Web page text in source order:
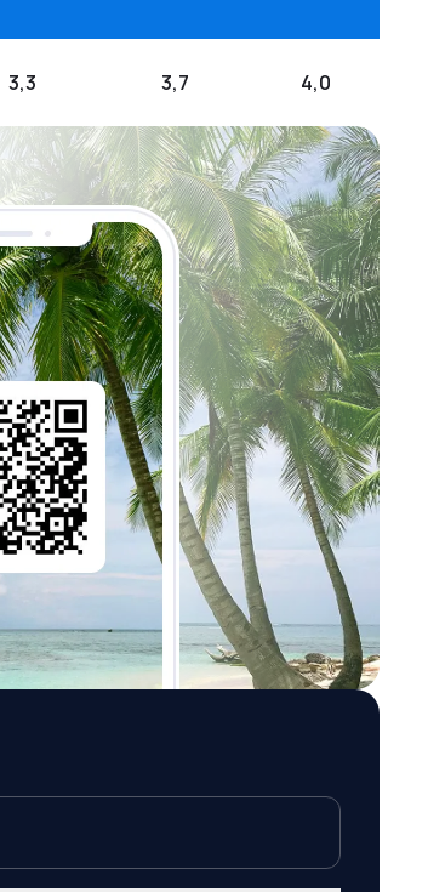
3,3 3,7 4,0